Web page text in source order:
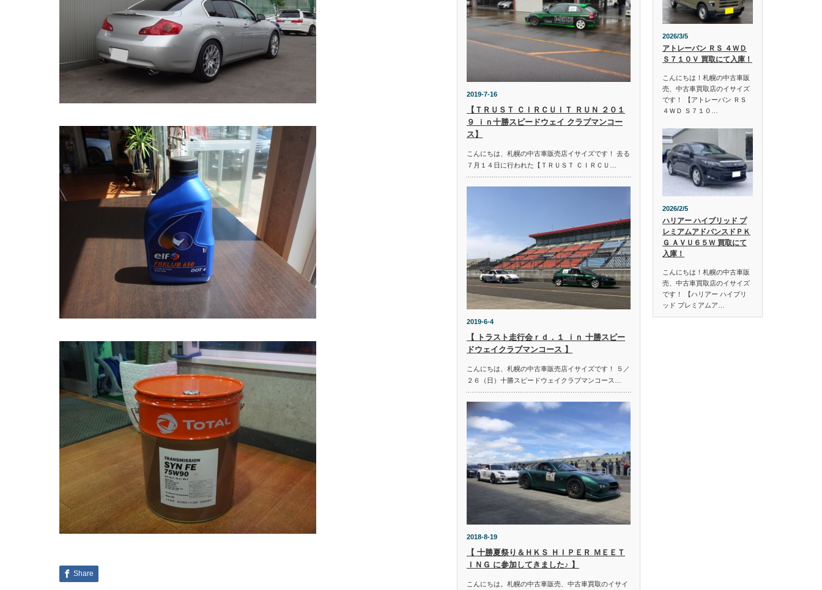
Share
2019-7-16
【ＴＲＵＳＴ ＣＩＲＣＵＩＴ ＲＵＮ ２０１
９ ｉｎ十勝スピードウェイ クラブマンコー
ス】
こんにちは、札幌の中古車販売店イサイズです！ 去る
７月１４日に行われた【ＴＲＵＳＴ ＣＩＲＣＵ…
2019-6-4
【 トラスト走行会ｒｄ．１ ｉｎ 十勝スピー
ドウェイクラブマンコース 】
こんにちは、札幌の中古車販売店イサイズです！ ５／
２６（日）十勝スピードウェイクラブマンコース…
2018-8-19
【 十勝夏祭り＆ＨＫＳ ＨＩＰＥＲ ＭＥＥＴ
ＩＮＧ に参加してきました♪ 】
こんにちは。札幌の中古車販売、中古車買取のイサイ
2026/3/5
アトレーバン ＲＳ ４ＷＤ
Ｓ７１０Ｖ 買取にて入庫！
こんにちは！札幌の中古車販
売、中古車買取店のイサイズ
です！ 【アトレーバン ＲＳ
４ＷＤ Ｓ７１０…
2026/2/5
ハリアー ハイブリッド プ
レミアムアドバンスドＰＫ
Ｇ ＡＶＵ６５Ｗ 買取にて
入庫！
こんにちは！札幌の中古車販
売、中古車買取店のイサイズ
です！ 【ハリアー ハイブリ
ッド プレミアムア…